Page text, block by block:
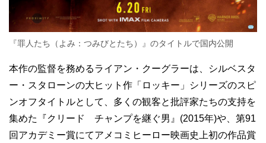
『罪人たち（よみ：つみびとたち）』のタイトルで国内公開
本作の監督を務めるライアン・クーグラーは、シルベスタ
ー・スタローンの大ヒット作「ロッキー」シリーズのスピ
ンオフタイトルとして、多くの観客と批評家たちの支持を
集めた『クリード チャンプを継ぐ男』(2015年)や、第91
回アカデミー賞にてアメコミヒーロー映画史上初の作品賞